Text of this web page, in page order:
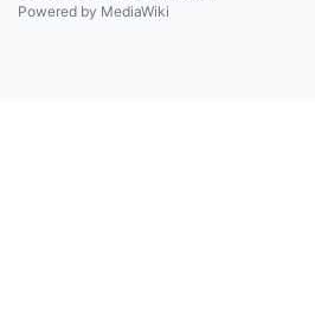
Powered by MediaWiki